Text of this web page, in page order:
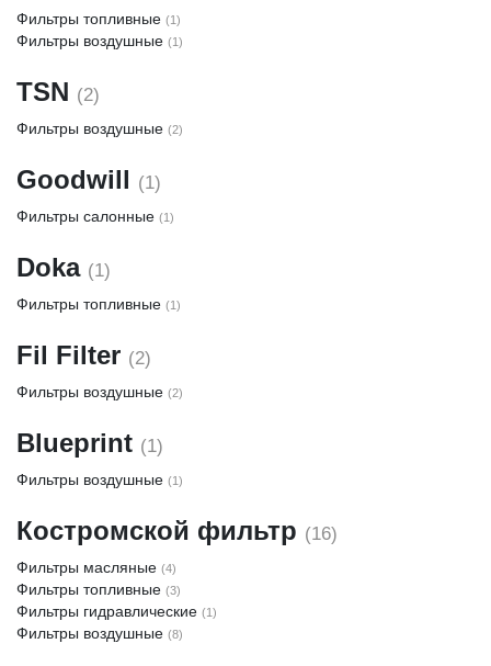
Фильтры топливные (1)
Фильтры воздушные (1)
TSN (2)
Фильтры воздушные (2)
Goodwill (1)
Фильтры салонные (1)
Doka (1)
Фильтры топливные (1)
Fil Filter (2)
Фильтры воздушные (2)
Blueprint (1)
Фильтры воздушные (1)
Костромской фильтр (16)
Фильтры масляные (4)
Фильтры топливные (3)
Фильтры гидравлические (1)
Фильтры воздушные (8)